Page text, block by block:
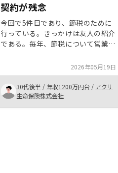
契約が残念
今回で5件目であり、節税のために
行っている。きっかけは友人の紹介
である。毎年、節税について営業担
は非常に残念な方のため、何とかし
てほしい。会社として、売ることに
専念していて、実際の契約、アフタ
ーケアが疎かになってきていると感
じる。初期ほどサービスの手厚さが
2026年05月19日
30代後半 / 年収1200万円台 / アクサ
生命保険株式会社